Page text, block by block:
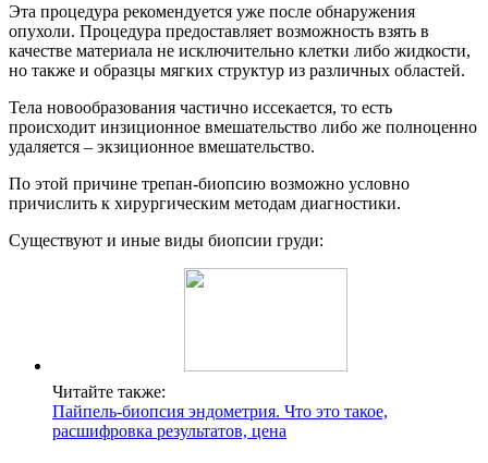
Эта процедура рекомендуется уже после обнаружения
опухоли. Процедура предоставляет возможность взять в
качестве материала не исключительно клетки либо жидкости,
но также и образцы мягких структур из различных областей.
Тела новообразования частично иссекается, то есть
происходит инзиционное вмешательство либо же полноценно
удаляется – экзиционное вмешательство.
По этой причине трепан-биопсию возможно условно
причислить к хирургическим методам диагностики.
Существуют и иные виды биопсии груди:
Читайте также:
Пайпель-биопсия эндометрия. Что это такое,
расшифровка результатов, цена